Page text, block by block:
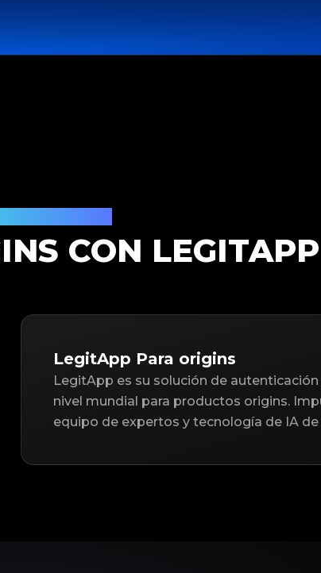
CON LEGITAPP
LegitApp Para origins
LegitApp es su solución de
nivel mundial para productos origins.
equipo de expertos y tecnología de IA de